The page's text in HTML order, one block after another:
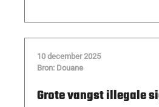
10 december 2025
Bron: Douane
Grote vangst illegale